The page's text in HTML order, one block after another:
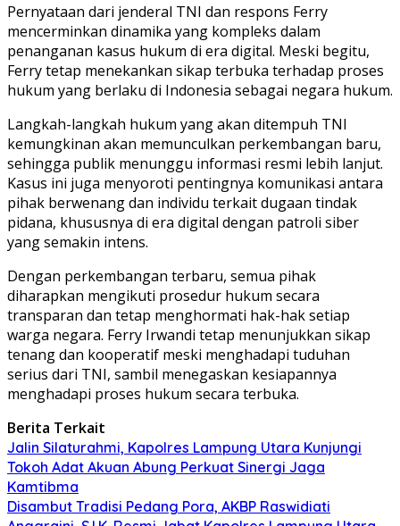
Pernyataan dari jenderal TNI dan respons Ferry
mencerminkan dinamika yang kompleks dalam
penanganan kasus hukum di era digital. Meski begitu,
Ferry tetap menekankan sikap terbuka terhadap proses
hukum yang berlaku di Indonesia sebagai negara hukum.
Langkah-langkah hukum yang akan ditempuh TNI
kemungkinan akan memunculkan perkembangan baru,
sehingga publik menunggu informasi resmi lebih lanjut.
Kasus ini juga menyoroti pentingnya komunikasi antara
pihak berwenang dan individu terkait dugaan tindak
pidana, khususnya di era digital dengan patroli siber
yang semakin intens.
Dengan perkembangan terbaru, semua pihak
diharapkan mengikuti prosedur hukum secara
transparan dan tetap menghormati hak-hak setiap
warga negara. Ferry Irwandi tetap menunjukkan sikap
tenang dan kooperatif meski menghadapi tuduhan
serius dari TNI, sambil menegaskan kesiapannya
menghadapi proses hukum secara terbuka.
Berita Terkait
Jalin Silaturahmi, Kapolres Lampung Utara Kunjungi
Tokoh Adat Akuan Abung Perkuat Sinergi Jaga
Kamtibma
Disambut Tradisi Pedang Pora, AKBP Raswidiati